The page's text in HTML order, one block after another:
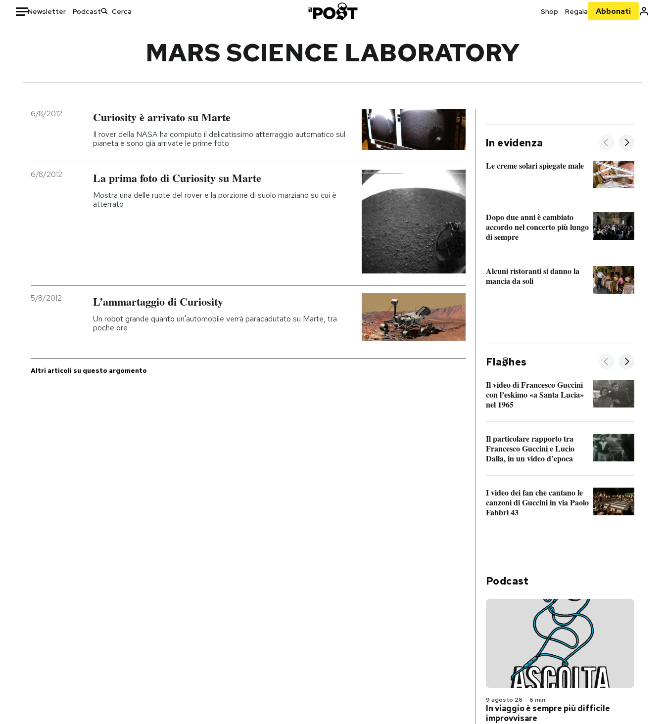
Newsletter Podcast Shop Regala Abbonati
Italia
Politica
Moda
Storie/Idee
Ok Boomer!
Altrecose
Mondiali calcio 2026
I MIEI PREFERITI
CALENDARIO
MARS SCIENCE LABORATORY
6/8/2012 Curiosity è arrivato su Marte
Il rover della NASA ha compiuto il delicatissimo atterraggio automatico sul
pianeta e sono già arrivate le prime foto
6/8/2012 La prima foto di Curiosity su Marte
Mostra una delle ruote del rover e la porzione di suolo marziano su cui è
atterrato
5/8/2012 L’ammartaggio di Curiosity
Un robot grande quanto un'automobile verrà paracadutato su Marte, tra
poche ore
Altri articoli su questo argomento
In evidenza
Le creme solari spiegate male
Dopo due anni è cambiato
accordo nel concerto più lungo
di sempre
Alcuni ristoranti si danno la
mancia da soli
Fla hes
Il video di Francesco Guccini
con l’eskimo «a Santa Lucia»
nel 1965
Il particolare rapporto tra
Francesco Guccini e Lucio
Dalla, in un video d’epoca
I video dei fan che cantano le
canzoni di Guccini in via Paolo
Fabbri 43
Podcast
9 agosto 26 - 6 min
In viaggio è sempre più difficile
improvvisare